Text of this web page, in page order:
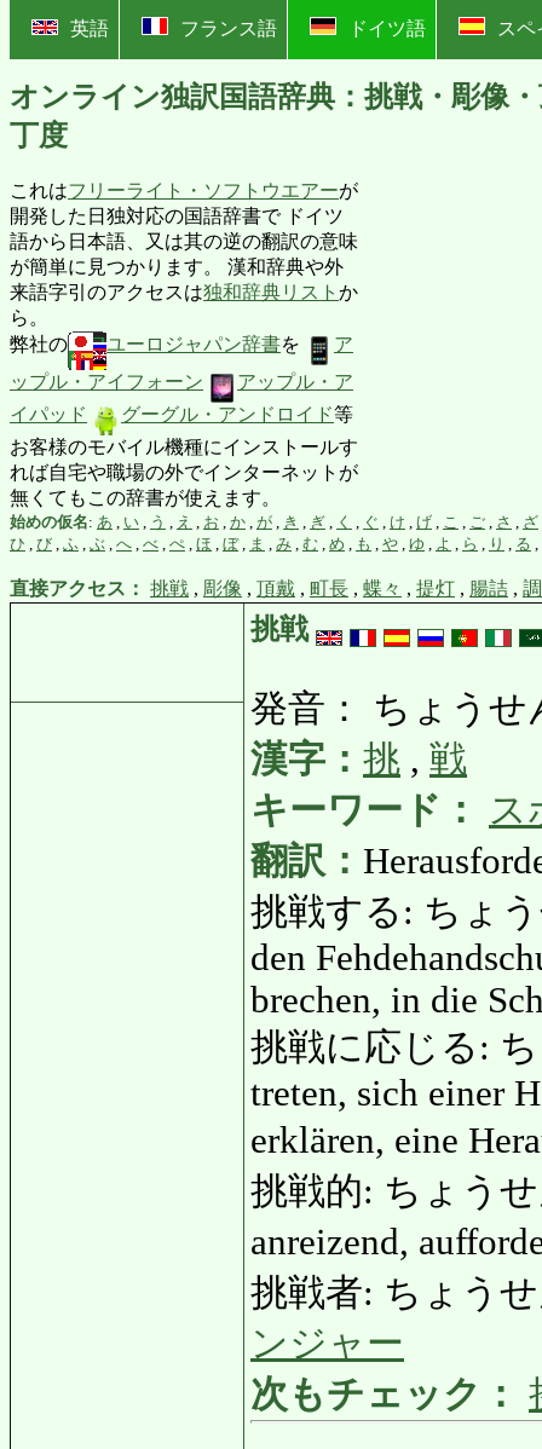
英語 フランス語 ドイツ語 スペ
オンライン独訳国語辞典：挑戦・彫像
丁度
これはフリーライト・ソフトウエアーが
開発した日独対応の国語辞書で ドイツ
語から日本語、又は其の逆の翻訳の意味
が簡単に見つかります。 漢和辞典や外
来語字引のアクセスは独和辞典リスト か
ら。
弊社の
ユーロジャパン辞書を
ア
ップル・アイフォーン
アップル・ア
イパッド
グーグル・アンドロイド等
お客様のモバイル機種にインストールす
れば自宅や職場の外でインターネットが
無くてもこの辞書が使えます。
始めの仮名: あ い う え お か が き ぎ く ぐ け げ こ ご さ ざ
ひ
び ふ ぶ へ べ ぺ ほ ぼ, ま み む め も や ゆ よ ら り る
直接アクセス： 挑戦 , 彫像 , 頂戴 , 町長 , 蝶々 , 提灯 , 腸詰 ,
挑戦
発音： ちょうせ
漢字： 挑 , 戦
キーワード：
ス
翻訳：
挑戦する: ちょう
den
brechen, in die
挑戦に応じる:
treten, sich einer
erklären, eine
挑戦的: ちょうせ
anreizend,
挑戦者: ちょう
ンジャー
次もチェック：